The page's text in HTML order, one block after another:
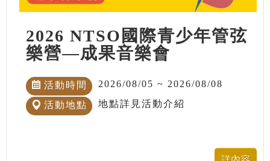
2026 NTSO國際青少年管弦
樂營—成果音樂會
活動時間 2026/08/05 ~ 2026/08/08
活動地點 地點詳見活動介紹